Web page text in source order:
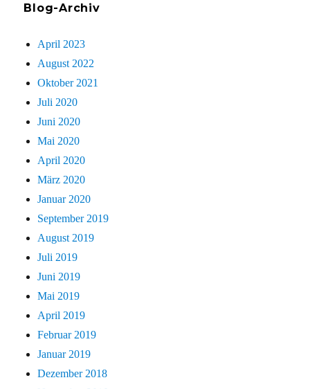
Blog-Archiv
April 2023
August 2022
Oktober 2021
Juli 2020
Juni 2020
Mai 2020
April 2020
März 2020
Januar 2020
September 2019
August 2019
Juli 2019
Juni 2019
Mai 2019
April 2019
Februar 2019
Januar 2019
Dezember 2018